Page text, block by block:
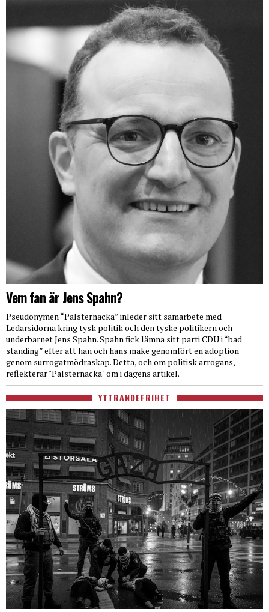
Vem fan är Jens Spahn?
Pseudonymen “Palsternacka” inleder sitt samarbete med
Ledarsidorna kring tysk politik och den tyske politikern och
underbarnet Jens Spahn. Spahn fick lämna sitt parti CDU i “bad
standing” efter att han och hans make genomfört en adoption
genom surrogatmödraskap. Detta, och om politisk arrogans,
reflekterar "Palsternacka" om i dagens artikel.
YTTRANDEFRIHET